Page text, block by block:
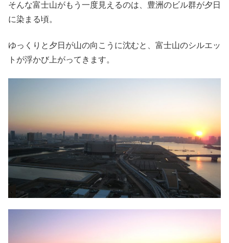
そんな富士山がもう一度見えるのは、豊洲のビル群が夕日
に染まる頃。
ゆっくりと夕日が山の向こうに沈むと、富士山のシルエッ
トが浮かび上がってきます。